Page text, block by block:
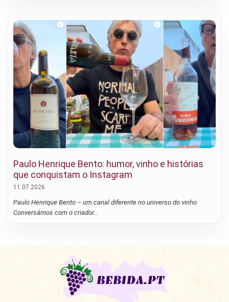
Paulo Henrique Bento: humor, vinho e histórias
que conquistam o Instagram
11.07.2026
Paulo Henrique Bento – um canal diferente no universo do vinho
Conversámos com o criador…